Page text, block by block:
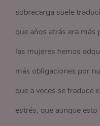
sobrecarga suele
que años atrás era
las mujeres hemos
más obligaciones por
que a veces se traduce
estrés, que aunque